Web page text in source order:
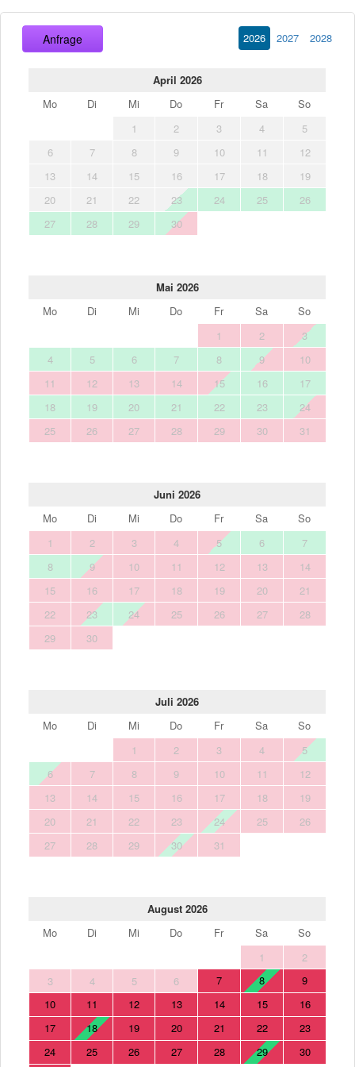
Anfrage 2026 2027 2028
April 2026
Mo
Di Mi Do Fr Sa
So
1
2 3 4
5
6
7 8 9 10 11
12
13
14 15 16 17 18
19
20
21 22 23 24 25
26
27
28 29 30
Mai 2026
Mo
Di Mi Do Fr Sa
So
1
2
3
4
5 6 7 8 9
10
11
12 13 14 15 16
17
18
19 20 21 22 23
24
25
26 27 28 29 30 31
Juni 2026
Mo
Di Mi Do Fr Sa
So
1
2 3 4 5 6
7
8
9 10 11 12 13
14
15
16 17 18 19 20
21
22
23 24 25 26 27
28
29
30
Juli 2026
Mo
Di Mi Do Fr Sa
So
1
2 3 4
5
6
7 8 9 10 11
12
13
14 15 16 17 18
19
20
21 22 23 24 25
26
27
28 29 30 31
August 2026
Mo
Di Mi Do Fr Sa
So
1
2
3
4 5 6 7 8
9
10
11 12 13 14 15
16
17
18 19 20 21 22
23
24
25 26 27 28 29 30